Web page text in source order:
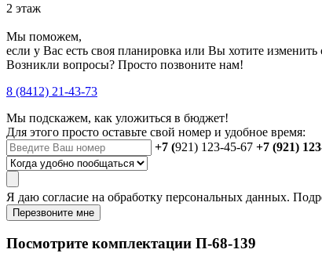
2 этаж
Мы поможем,
если у Вас есть своя планировка или Вы хотите
Возникли вопросы? Просто позвоните нам!
8 (8412) 21-43-73
Мы подскажем, как уложиться в бюджет!
Для этого просто оставьте свой номер и удобное время:
+7 (921) 123-45-67 +7 (921)
Я даю согласие на обработку персональных данных.
Перезвоните мне
Посмотрите комплектации П-68-139